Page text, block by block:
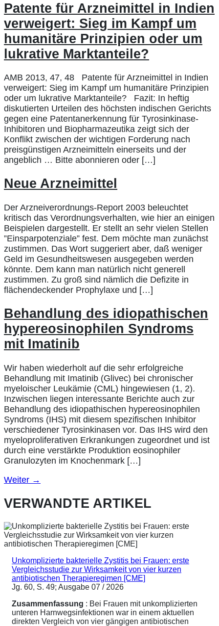
Patente für Arzneimittel in Indien
verweigert: Sieg im Kampf um
humanitäre Prinzipien oder um
lukrative Marktanteile?
AMB 2013, 47, 48 Patente für Arzneimittel in Indien
verweigert: Sieg im Kampf um humanitäre Prinzipien
oder um lukrative Marktanteile? Fazit: In heftig
diskutierten Urteilen des höchsten indischen Gerichts
gegen eine Patentanerkennung für Tyrosinkinase-
Inhibitoren und Biopharmazeutika zeigt sich der
Konflikt zwischen der wichtigen Forderung nach
preisgünstigen Arzneimitteln einerseits und der
angeblich … Bitte abonnieren oder […]
Neue Arzneimittel
Der Arzneiverordnungs-Report 2003 beleuchtet
kritisch das Verordnungsverhalten, wie hier an einigen
Beispielen dargestellt. Er stellt an sehr vielen Stellen
”Einsparpotenziale” fest. Dem möchte man zunächst
zustimmen. Das Wort suggeriert aber, daß weniger
Geld im Gesundheitswesen ausgegeben werden
könnte. Dem kann man natürlich nicht generell
zustimmen. Zu groß sind nämlich die Defizite in
flächendeckender Prophylaxe und […]
Behandlung des idiopathischen
hypereosinophilen Syndroms
mit Imatinib
Wir haben wiederholt auf die sehr erfolgreiche
Behandlung mit Imatinib (Glivec) bei chronischer
myeloischer Leukämie (CML) hingewiesen (1, 2).
Inzwischen liegen interessante Berichte auch zur
Behandlung des idiopathischen hypereosinophilen
Syndroms (IHS) mit diesem spezifischen Inhibitor
verschiedener Tyrosinkinasen vor. Das IHS wird den
myeloproliferativen Erkrankungen zugeordnet und ist
durch eine verstärkte Produktion eosinophiler
Granulozyten im Knochenmark […]
Weiter →
VERWANDTE ARTIKEL
Unkomplizierte bakterielle Zystitis bei Frauen: erste
Vergleichsstudie zur Wirksamkeit von vier kurzen
antibiotischen Therapieregimen [CME]
Jg. 60, S. 49; Ausgabe 07 / 2026
Zusammenfassung : Bei Frauen mit unkomplizierten
unteren Harnwegsinfektionen war in einem aktuellen
direkten Vergleich von vier gängigen antibiotischen